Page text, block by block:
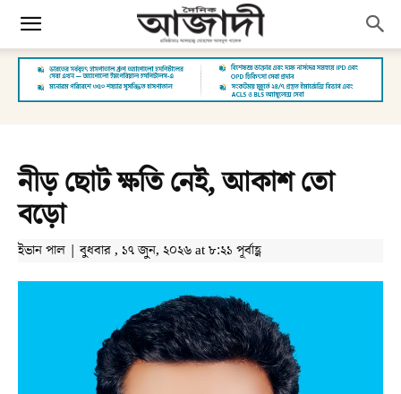
নীড় ছোট ক্ষতি নেই, আকাশ তো
বড়ো
ইভান পাল | বুধবার , ১৭ জুন, ২০২৬ at ৮:২১ পূর্বাহ্ণ